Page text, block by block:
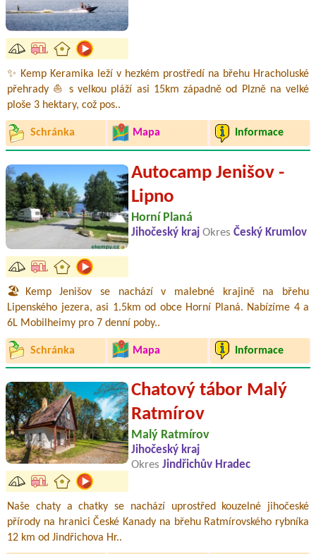
✨ Kemp Keramika leží v hezkém prostředí na břehu Hracholuské
přehrady ⛵ s velkou pláží asi 15km západně od Plzně na velké
ploše 3 hektary, což pos..
Schránka Mapa Informace
Autocamp Jenišov -
Lipno
Horní Planá
Jihočeský kraj Okres Český Krumlov
🏖️Kemp Jenišov se nachází v malebné krajině na břehu
Lipenského jezera, asi 1.5km od obce Horní Planá. Nabízíme 4 a
6L Mobilheimy pro 7 denní poby..
Schránka Mapa Informace
Chatový tábor Malý
Ratmírov
Malý Ratmírov
Jihočeský kraj
Okres Jindřichův Hradec
Naše chaty a chatky se nachází uprostřed kouzelné jihočeské
přírody na hranici České Kanady na břehu Ratmírovského rybníka
12 km od Jindřichova Hr..